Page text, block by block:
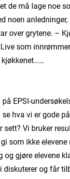
de må lage noe
noen
over grytene. –
som
kjøkkenet……
EPSI-
hva vi er gode
sett? Vi bruker
som ikke
og gjøre elevene
og får